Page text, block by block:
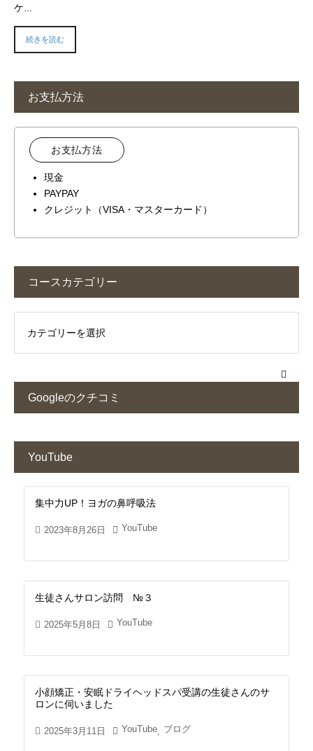
ケ...
続きを読む
お支払方法
お支払方法
現金
PAYPAY
クレジット（VISA・マスターカード）
コースカテゴリー
Googleのクチコミ
YouTube
集中力UP！ヨガの鼻呼吸法
2023年8月26日 YouTube
生徒さんサロン訪問 №３
2025年5月8日 YouTube
小顔矯正・安眠ドライヘッドスパ受講の生徒さんのサ
ロンに伺いました
2025年3月11日 YouTube ブログ